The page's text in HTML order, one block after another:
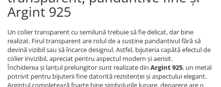
Argint 925
Un colier transparent cu semilună trebuie să fie delicat, dar bine
realizat. Firul transparent are rolul de a susține pandantivul fără să
devină vizibil sau să încarce designul. Astfel, bijuteria capătă efectul de
colier invizibil, apreciat pentru aspectul modern și aerisit.
Închiderea și lanțul prelungitor sunt realizate din Argint 925, un metal
potrivit pentru bijuterii fine datorită rezistenței și aspectului elegant.
Argintul completează foarte bine simbolurile lunare, deoarece are o